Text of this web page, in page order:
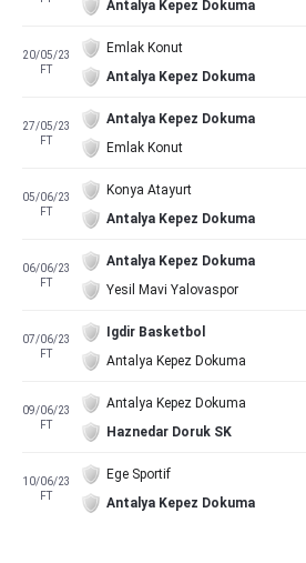
Antalya Kepez Dokuma
20/05/23
FT
Emlak Konut
Antalya Kepez Dokuma
27/05/23
FT
Antalya Kepez Dokuma
Emlak Konut
05/06/23
FT
Konya Atayurt
Antalya Kepez Dokuma
06/06/23
FT
Antalya Kepez Dokuma
Yesil Mavi Yalovaspor
07/06/23
FT
Igdir Basketbol
Antalya Kepez Dokuma
09/06/23
FT
Antalya Kepez Dokuma
Haznedar Doruk SK
10/06/23
FT
Ege Sportif
Antalya Kepez Dokuma